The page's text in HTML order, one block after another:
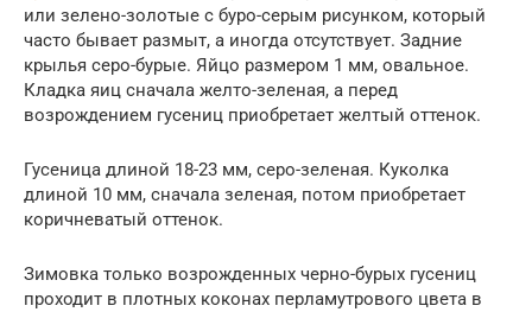
или зелено-золотые с буро-серым рисунком, который
часто бывает размыт, а иногда отсутствует. Задние
крылья серо-бурые. Яйцо размером 1 мм, овальное.
Кладка яиц сначала желто-зеленая, а перед
возрождением гусениц приобретает желтый оттенок.
Гусеница длиной 18-23 мм, серо-зеленая. Куколка
длиной 10 мм, сначала зеленая, потом приобретает
коричневатый оттенок.
Зимовка только возрожденных черно-бурых гусениц
проходит в плотных коконах перламутрового цвета в